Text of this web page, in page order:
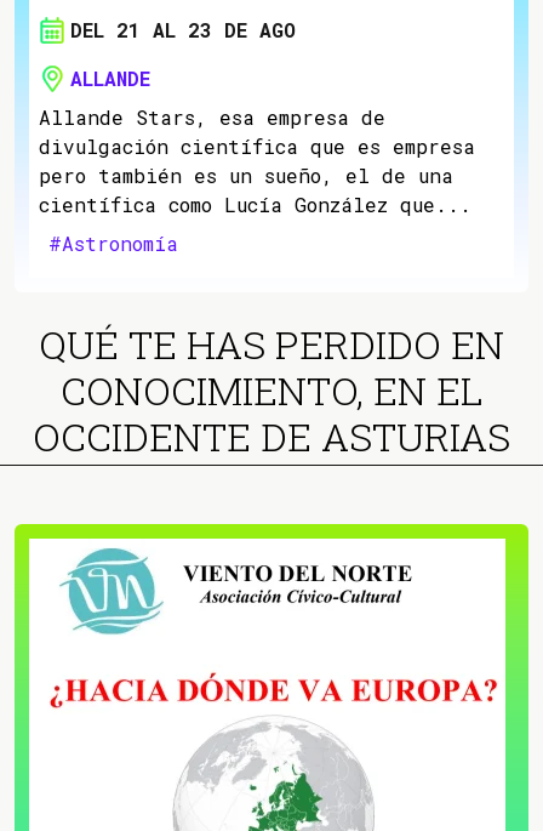
DEL 21 AL 23 DE AGO
ALLANDE
Allande Stars, esa empresa de
divulgación científica que es empresa
pero también es un sueño, el de una
científica como Lucía González que...
#Astronomía
QUÉ TE HAS PERDIDO EN
CONOCIMIENTO, EN EL
OCCIDENTE DE ASTURIAS